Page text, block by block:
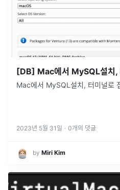
[DB] Mac에서 MySQL설치,
Mac에서 MySQL설치, 터미널로
2023년 5월 31일 · 0개의 댓글
by Miri Kim